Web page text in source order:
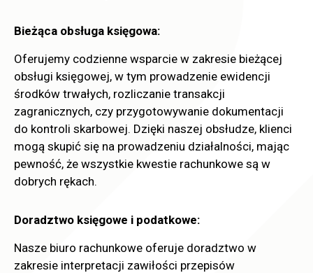
Bieżąca obsługa księgowa:
Oferujemy codzienne wsparcie w zakresie bieżącej
obsługi księgowej, w tym prowadzenie ewidencji
środków trwałych, rozliczanie transakcji
zagranicznych, czy przygotowywanie dokumentacji
do kontroli skarbowej. Dzięki naszej obsłudze, klienci
mogą skupić się na prowadzeniu działalności, mając
pewność, że wszystkie kwestie rachunkowe są w
dobrych rękach.
Doradztwo księgowe i podatkowe:
Nasze biuro rachunkowe oferuje doradztwo w
zakresie interpretacji zawiłości przepisów